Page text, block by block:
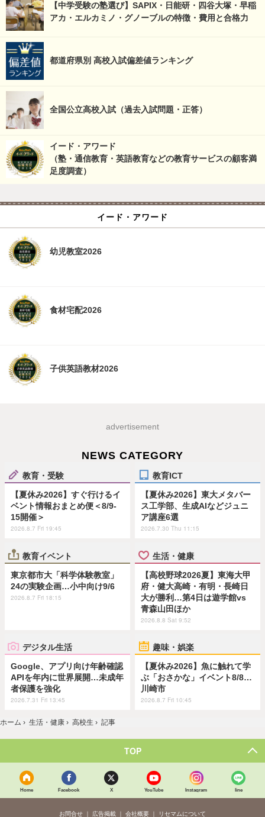
【中学受験の塾選び】SAPIX・日能研・四谷大塚・早稲
アカ・エルカミノ・グノーブルの特徴・費用と合格力
都道府県別 高校入試偏差値ランキング
全国公立高校入試（過去入試問題・正答）
イード・アワード
（塾・通信教育・英語教育などの教育サービスの顧客満
足度調査）
イード・アワード
幼児教室2026
食材宅配2026
子供英語教材2026
advertisement
NEWS CATEGORY
教育・受験
【夏休み2026】すぐ行けるイ
ベント情報おまとめ便＜8/9-
15開催＞
2026.8.7 Fri 19:45
教育ICT
【夏休み2026】東大メタバー
ス工学部、生成AIなどジュニ
ア講座6選
2026.7.30 Thu 11:15
教育イベント
東京都市大「科学体験教室」
24の実験企画…小中向け9/6
2026.8.7 Fri 18:15
生活・健康
【高校野球2026夏】東海大甲
府・健大高崎・有明・長崎日
大が勝利…第4日は遊学館vs
青森山田ほか
2026.8.8 Sat 9:52
デジタル生活
Google、アプリ向け年齢確認
APIを年内に世界展開…未成年
者保護を強化
2026.7.31 Fri 13:45
趣味・娯楽
【夏休み2026】魚に触れて学
ぶ「おさかな」イベント8/8…
川崎市
2026.8.7 Fri 10:45
ホーム › 生活・健康 › 高校生 › 記事
TOP
Home Facebook X YouTube Instagram line
お問合せ 広告掲載 会社概要 リセマムについて